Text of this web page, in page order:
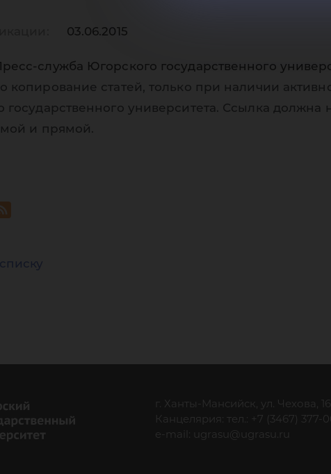
03.06.2015
служба Югорского государственного
копирование статей, только при наличии
государственного университета. Ссылка
и прямой.
г. Ханты-Мансийск, ул. Чехова, 16
Канцелярия: тел.: +7 (3467) 377-
e-mail:
ugrasu@ugrasu.ru